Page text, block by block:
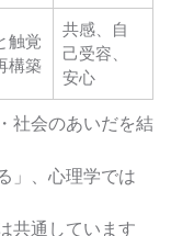
触覚
構築
共感、自
己受容、
安心
社会のあいだを結
」、心理学では
共通しています